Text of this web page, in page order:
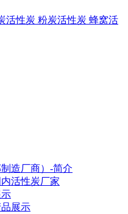
活性炭 粉炭活性炭 蜂窝活
造厂商）-简介
活性炭厂家
展示